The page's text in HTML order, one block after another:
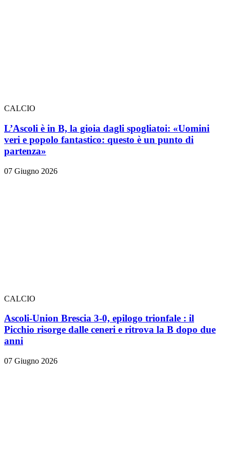
CALCIO
L’Ascoli è in B, la gioia dagli spogliatoi: «Uomini
veri e popolo fantastico: questo è un punto di
partenza»
07 Giugno 2026
CALCIO
Ascoli-Union Brescia 3-0, epilogo trionfale : il
Picchio risorge dalle ceneri e ritrova la B dopo due
anni
07 Giugno 2026